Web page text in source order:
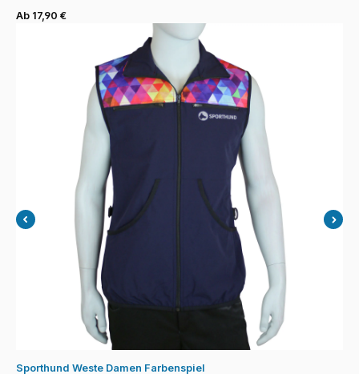
Ab 17,90 €
Sporthund Weste Damen Farbenspiel